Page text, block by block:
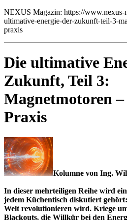
NEXUS Magazin: https://www.nexus-
ultimative-energie-der-zukunft-teil-3-
praxis
Die ultimative
Zukunft, Teil 3:
Magnetmotoren
Praxis
Kolumne von Ing.
In dieser mehrteiligen Reihe wird
jedem Küchentisch diskutiert
Welt revolutionieren wird. Kriege
Blackouts, die Willkür bei den